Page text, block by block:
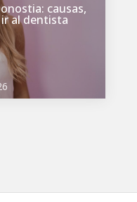
causas,
al dentista